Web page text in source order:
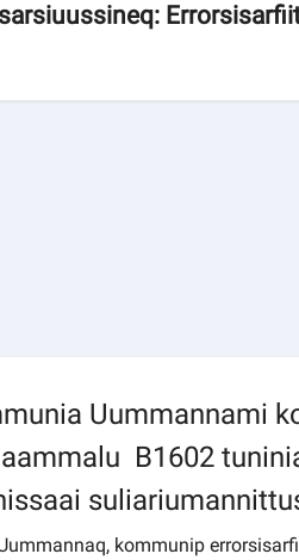
Uummannami
B1602
kommunip